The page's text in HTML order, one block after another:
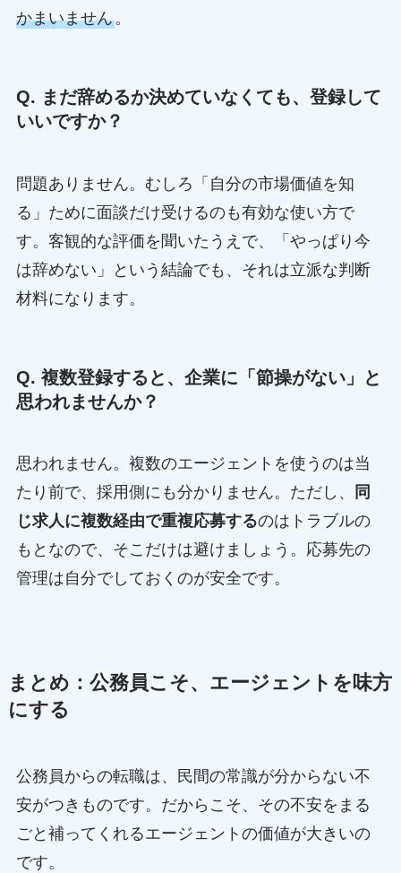
かまいません。
Q. まだ辞めるか決めていなくても、登録して
いいですか？
問題ありません。むしろ「自分の市場価値を知
る」ために面談だけ受けるのも有効な使い方で
す。客観的な評価を聞いたうえで、「やっぱり今
は辞めない」という結論でも、それは立派な判断
材料になります。
Q. 複数登録すると、企業に「節操がない」と
思われませんか？
思われません。複数のエージェントを使うのは当
たり前で、採用側にも分かりません。ただし、
同
じ求人に複数経由で重複応募するのはトラブルの
もとなので、そこだけは避けましょう。応募先の
管理は自分でしておくのが安全です。
まとめ：公務員こそ、エージェントを味方
にする
公務員からの転職は、民間の常識が分からない不
安がつきものです。だからこそ、その不安をまる
ごと補ってくれるエージェントの価値が大きいの
です。